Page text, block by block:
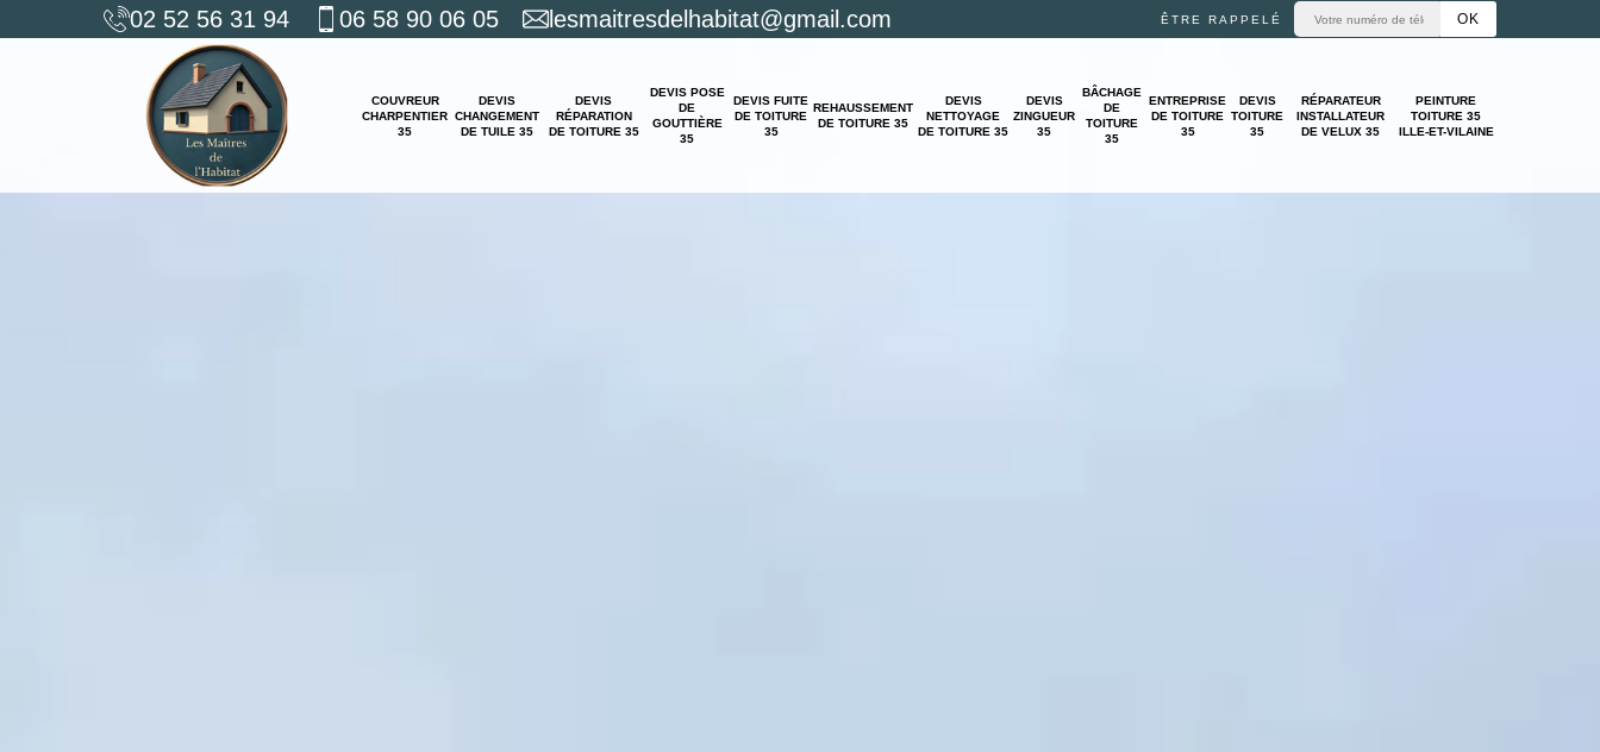
02 52 56 31 94 06 58 90 06 05 lesmaitresdelhabitat@gmail.com ÊTRE RAPPELÉ
COUVREUR
CHARPENTIER
35
DEVIS
CHANGEMENT
DE TUILE 35
DEVIS
RÉPARATION
DE TOITURE 35
DEVIS POSE
DE
GOUTTIÈRE
35
DEVIS FUITE
DE TOITURE
35
REHAUSSEMENT
DE TOITURE 35
DEVIS
NETTOYAGE
DE TOITURE 35
DEVIS
ZINGUEUR
35
BÂCHAGE
DE
TOITURE
35
ENTREPRISE
DE TOITURE
35
DEVIS
TOITURE
35
RÉPARATEUR
INSTALLATEUR
DE VELUX 35
PEINTURE
TOITURE 35
ILLE-ET-VILAINE